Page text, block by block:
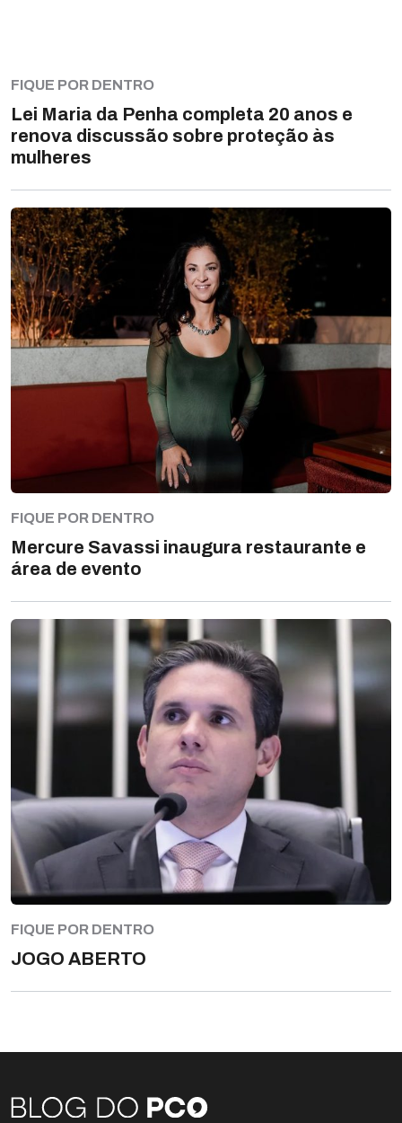
FIQUE POR DENTRO
Lei Maria da Penha completa 20 anos e
renova discussão sobre proteção às
mulheres
FIQUE POR DENTRO
Mercure Savassi inaugura restaurante e
área de evento
FIQUE POR DENTRO
JOGO ABERTO